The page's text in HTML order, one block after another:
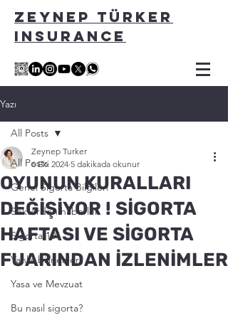
ZEYNEP TÜRKER
INSURANCE
Yazı
All Posts
Genel Sigorta Bilgileri
Sektörden haberler
Sigorta 101
Yanlis bilinenler
Yasa ve Mevzuat
Bu nasıl sigorta?
All Posts
OYUNUN KURALLARI
DEĞİŞİYOR ! SİGORTA
HAFTASI VE SİGORTA
FUARINDAN İZLENİMLER
Zeynep Turker
6 Eki 2024 5 dakikada okunur